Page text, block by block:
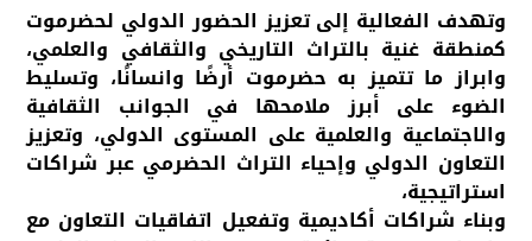
وتهدف الفعالية إلى تعزيز الحضور الدولي لحضرموت
كمنطقة غنية بالتراث التاريخي والثقافي والعلمي،
وابراز ما تتميز به حضرموت أرضًا وانسانًا، وتسليط
الضوء على أبرز ملامحها في الجوانب الثقافية
والاجتماعية والعلمية على المستوى الدولي، وتعزيز
التعاون الدولي وإحياء التراث الحضرمي عبر شراكات
استراتيجية،
وبناء شراكات أكاديمية وتفعيل اتفاقيات التعاون مع